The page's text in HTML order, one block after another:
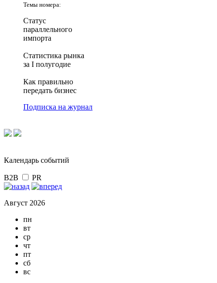
Темы номера:
Статус
параллельного
импорта
Статистика рынка
за I полугодие
Как правильно
передать бизнес
Подписка на журнал
Календарь событий
B2B PR
Август 2026
пн
вт
ср
чт
пт
сб
вс